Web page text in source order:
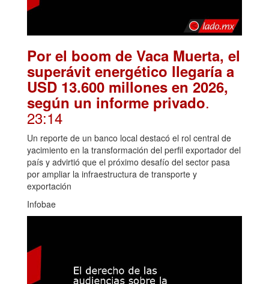
Por el boom de Vaca Muerta, el
superávit energético llegaría a
USD 13.600 millones en 2026,
según un informe privado.
23:14
Un reporte de un banco local destacó el rol central de
yacimiento en la transformación del perfil exportador del
país y advirtió que el próximo desafío del sector pasa
por ampliar la infraestructura de transporte y
exportación
Infobae